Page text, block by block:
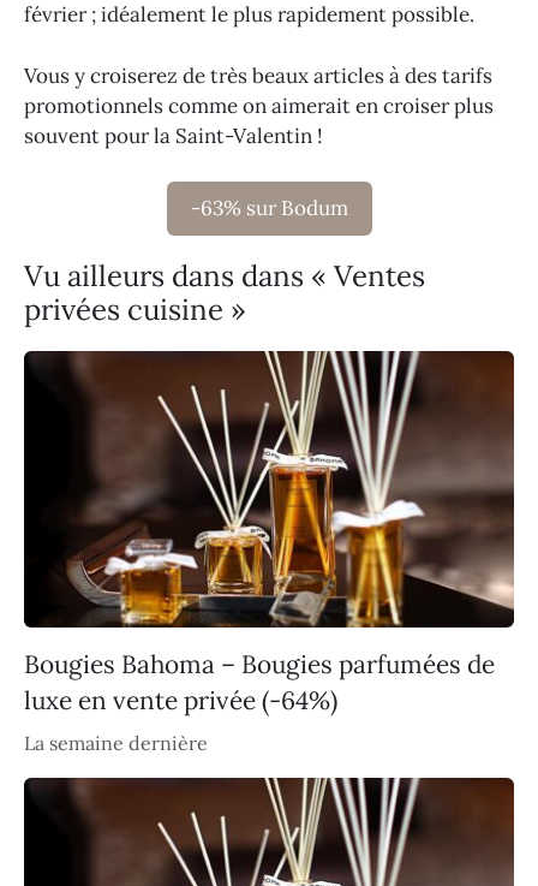
février ; idéalement le plus rapidement possible.
Vous y croiserez de très beaux articles à des tarifs
promotionnels comme on aimerait en croiser plus
souvent pour la Saint-Valentin !
-63% sur Bodum
Vu ailleurs dans dans « Ventes
privées cuisine »
Bougies Bahoma – Bougies parfumées de
luxe en vente privée (-64%)
La semaine dernière